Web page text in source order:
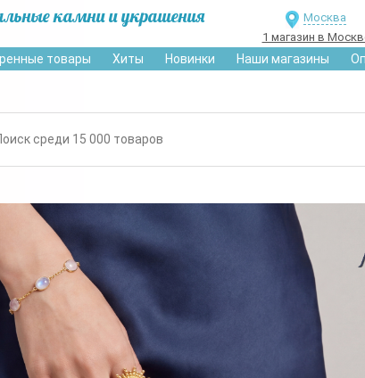
камни и украшения
Москва
1 магазин в
товары Хиты Новинки Наши магазины